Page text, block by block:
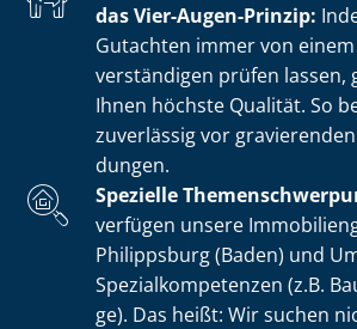
das Vier-Augen-Prinzip:
Gutachten immer von
ver­stän­di­gen prüfen lassen,
Ihnen höchste Qualität. So
zuverlässig vor
dun­gen.
Spezielle
verfügen unsere
Philippsburg (Baden) und
Spe­zi­al­kom­pe­ten­zen (z.B.
ge). Das heißt: Wir suchen